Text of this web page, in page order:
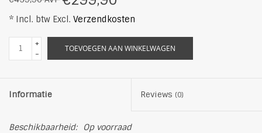
* Incl. btw Excl. Verzendkosten
+
-
TOEVOEGEN AAN WINKELWAGEN
Informatie Reviews (0)
Beschikbaarheid:
Op voorraad